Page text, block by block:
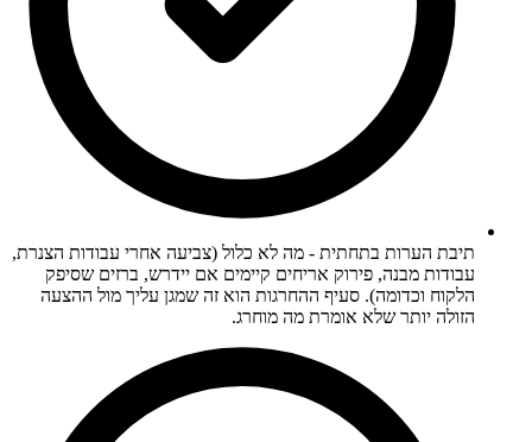
תיבת הערות בתחתית - מה לא כלול (צביעה אחרי עבודות הצנרת,
עבודות מבנה, פירוק אריחים קיימים אם יידרש, ברזים שסיפק
הלקוח וכדומה). סעיף ההחרגות הוא זה שמגן עליך מול ההצעה
הזולה יותר שלא אומרת מה מוחרג.